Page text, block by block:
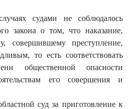
судами не соблюдалось
закона о том, что наказание,
совершившему преступление,
то есть соответствовать
общественной опасности
его совершения и
суд за приготовление к